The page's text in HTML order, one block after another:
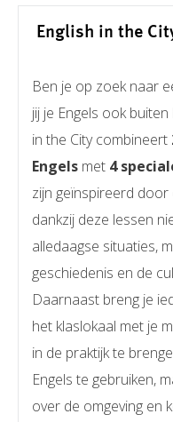
English in the
Ben je op zoek naar
jij je Engels ook
in the City combineert
Engels met 4
zijn geïnspireerd door
dankzij deze lessen
alledaagse situaties,
geschiedenis en de
Daarnaast breng je
het klaslokaal met je
in de praktijk te
Engels te gebruiken,
over de omgeving en